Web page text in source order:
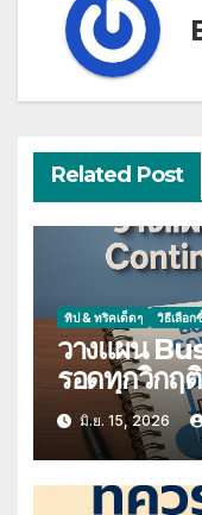
Related Post
ทิป & ทริคเด็ดๆ วิธีเลือ
วางแผน
รอดทุกวิกฤติ
มิ.ย. 15, 2026